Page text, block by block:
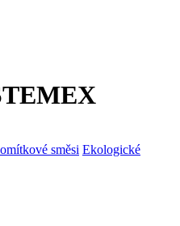
směsi Ekologické